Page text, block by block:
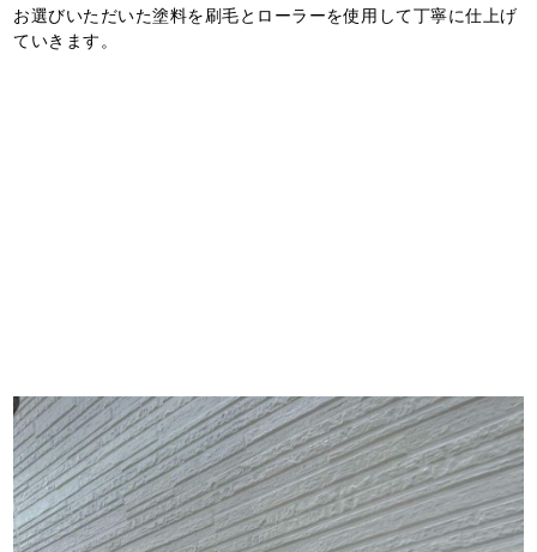
お選びいただいた塗料を刷毛とローラーを使用して丁寧に仕上げ
ていきます。